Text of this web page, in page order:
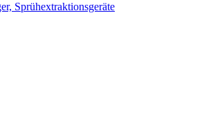
Sprühextraktionsgeräte